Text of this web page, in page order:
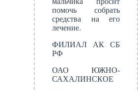
помочь собрать
средства на его
лечение.
ФИЛИАЛ АК СБ
РФ
ОАО ЮЖНО-
САХАЛИНСКОЕ